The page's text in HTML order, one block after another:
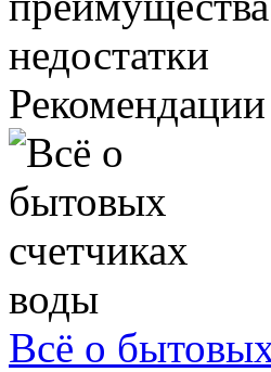
Всё о